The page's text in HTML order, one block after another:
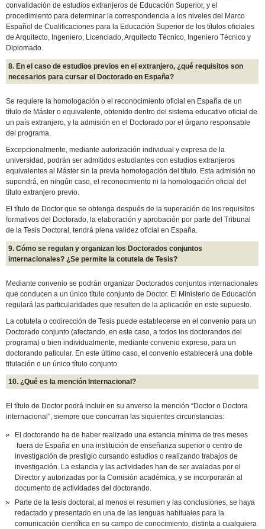
convalidación de estudios extranjeros de Educación Superior, y el
procedimiento para determinar la correspondencia a los niveles del Marco
Español de Cualificaciones para la Educación Superior de los títulos oficiales
de Arquitecto, Ingeniero, Licenciado, Arquitecto Técnico, Ingeniero Técnico y
Diplomado.
8. En el caso de estudios previos en el extranjero, ¿qué requisitos son
necesarios para cursar el Doctorado en España?
Se requiere la homologación o el reconocimiento oficial en España de un
título de Máster o equivalente, obtenido dentro del sistema educativo oficial de
un país extranjero, y la admisión en el Doctorado por el órgano responsable
del programa.
Excepcionalmente, mediante autorización individual y expresa de la
universidad, podrán ser admitidos estudiantes con estudios extranjeros
equivalentes al Máster sin la previa homologación del título. Esta admisión no
supondrá, en ningún caso, el reconocimiento ni la homologación oficial del
título extranjero previo.
El título de Doctor que se obtenga después de la superación de los requisitos
formativos del Doctorado, la elaboración y aprobación por parte del Tribunal
de la Tesis Doctoral, tendrá plena validez oficial en España.
9. Cómo se regulan y organizan los Doctorados conjuntos
internacionales? ¿Se permite la cotutela de Tesis?
Mediante convenio se podrán organizar Doctorados conjuntos internacionales
que conducen a un único título conjunto de Doctor. El Ministerio de Educación
regulará las particularidades que resulten de la aplicación en este supuesto.
La cotutela o codirección de Tesis puede establecerse en el convenio para un
Doctorado conjunto (afectando, en este caso, a todos los doctorandos del
programa) o bien individualmente, mediante convenio expreso, para un
doctorando paticular. En este último caso, el convenio establecerá una doble
titulación o un único título conjunto.
10. ¿Qué es la mención Internacional?
El título de Doctor podrá incluir en su anverso la mención “Doctor o Doctora
internacional”, siempre que concurran las siquientes circunstancias:
El doctorando ha de haber realizado una estancia mínima de tres meses
fuera de España en una institución de enseñanza superior o centro de
investigación de prestigio cursando estudios o realizando trabajos de
investigación. La estancia y las actividades han de ser avaladas por el
Director y autorizadas por la Comisión académica, y se incorporarán al
documento de actividades del doctorando.
Parte de la tesis doctoral, al menos el resumen y las conclusiones, se haya
redactado y presentado en una de las lenguas habituales para la
comunicación científica en su campo de conocimiento, distinta a cualquiera